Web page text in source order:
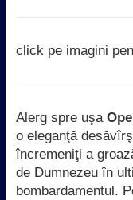
click pe imagini
Alerg spre uşa
o eleganţă
încremeniţi a
de Dumnezeu în
bombardamentul.